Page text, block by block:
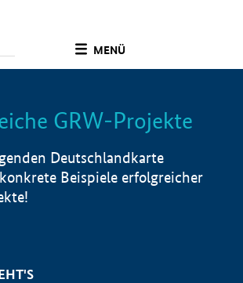
MENÜ
Info
GRW-Projekte
Deutschlandkarte
Beispiele erfolgreicher